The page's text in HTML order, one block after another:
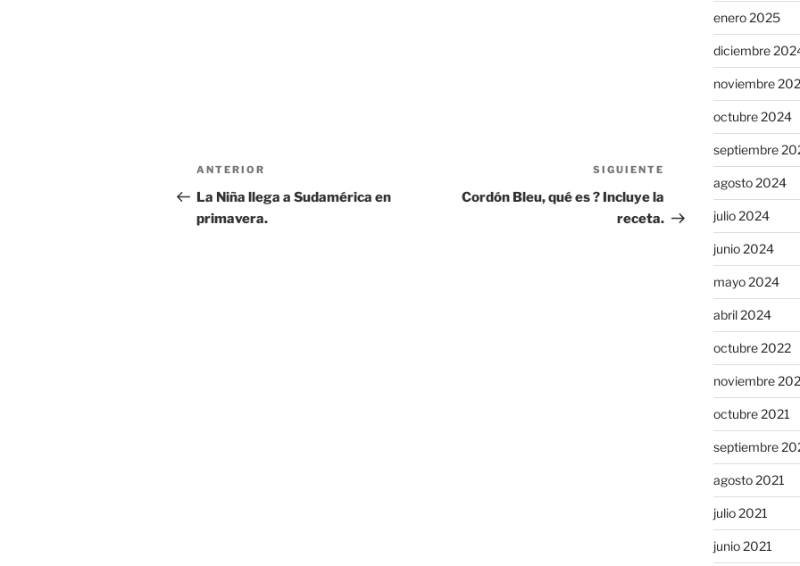
Navegación
de
entradas
Entrada
anterior:
ANTERIOR
La Niña llega a Sudamérica en
primavera.
Siguiente
entrada
SIGUIENTE
Cordón Bleu, qué es ? Incluye la
receta.
enero 2025
diciembre
noviembre
octubre 2024
septiembre
agosto 2024
julio 2024
junio 2024
mayo 2024
abril 2024
octubre 2022
noviembre
octubre 2021
septiembre
agosto 2021
julio 2021
junio 2021